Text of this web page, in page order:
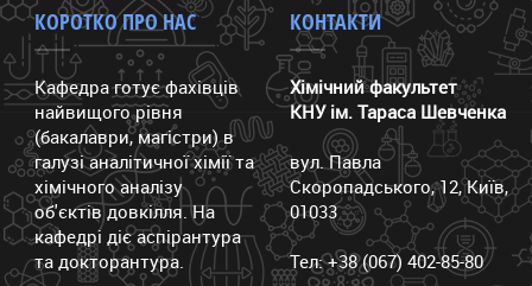
КОРОТКО ПРО НАС
Кафедра готує фахівців
найвищого рівня
(бакалаври, магістри) в
галузі аналітичної хімії та
хімічного аналізу
об'єктів довкілля. На
кафедрі діє аспірантура
та докторантура.
КОНТАКТИ
Хімічний факультет
КНУ ім. Тараса Шевченка
вул. Павла
Скоропадського, 12, Київ,
01033
Тел: +38 (067) 402-85-80